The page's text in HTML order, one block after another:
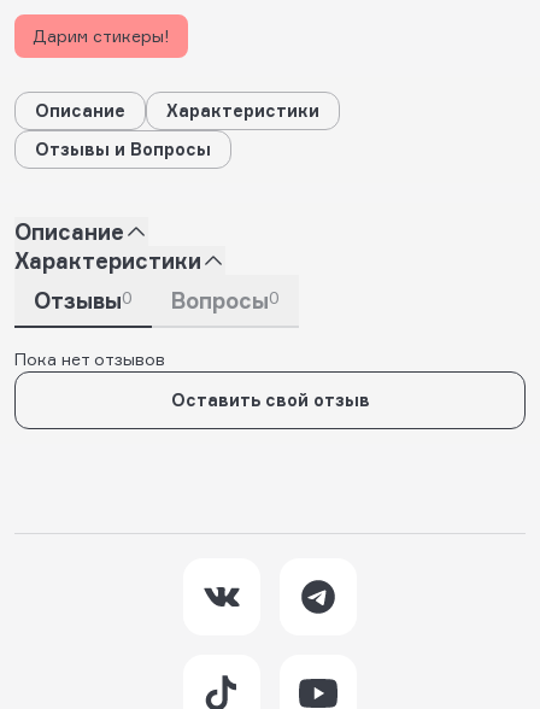
Дарим стикеры!
Описание
Характеристики
Отзывы и Вопросы
Описание
Характеристики
Отзывы0 Вопросы0
Пока нет отзывов
Оставить свой отзыв